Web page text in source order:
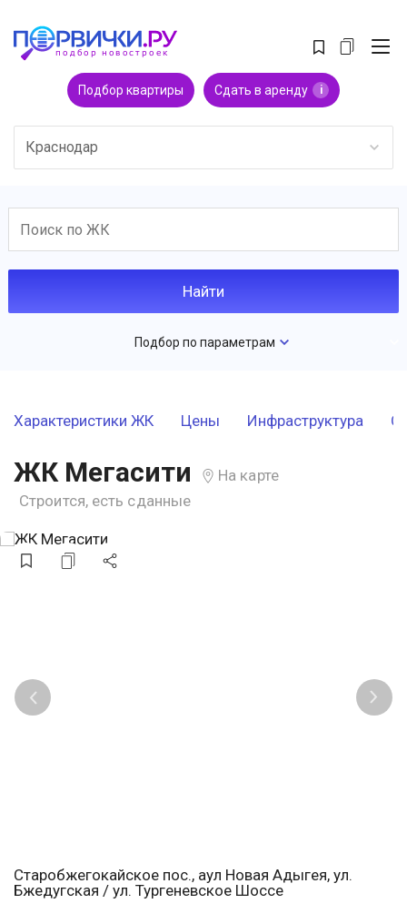
Подбор квартиры Сдать в аренду i
Краснодар
Подбор по параметрам
Характеристики ЖК Цены Инфраструктура
ЖК Мегасити
На карте
Строится, есть сданные
Старобжегокайское пос., аул Новая Адыгея, ул.
Бжедугская / ул. Тургеневское Шоссе